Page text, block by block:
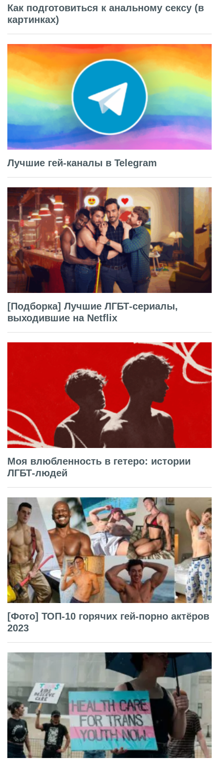
Как подготовиться к анальному сексу (в
картинках)
Лучшие гей-каналы в Telegram
[Подборка] Лучшие ЛГБТ-сериалы,
выходившие на Netflix
Моя влюбленность в гетеро: истории
ЛГБТ-людей
[Фото] ТОП-10 горячих гей-порно актёров
2023